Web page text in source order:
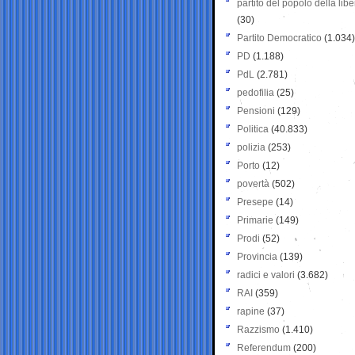
partito del popolo della
(30)
Partito Democratico (1.034)
PD (1.188)
PdL (2.781)
pedofilia (25)
Pensioni (129)
Politica (40.833)
polizia (253)
Porto (12)
povertà (502)
Presepe (14)
Primarie (149)
Prodi (52)
Provincia (139)
radici e valori (3.682)
RAI (359)
rapine (37)
Razzismo (1.410)
Referendum (200)